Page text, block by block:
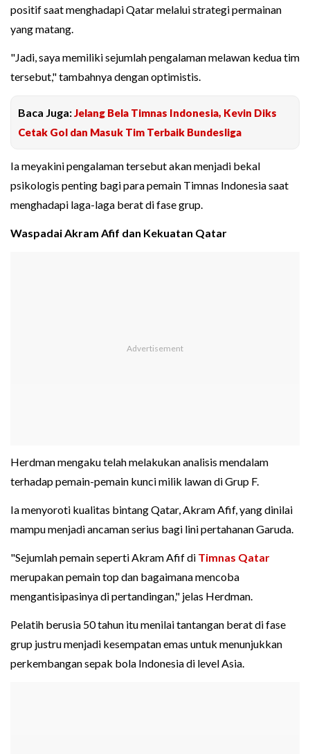
positif saat menghadapi Qatar melalui strategi permainan
yang matang.
"Jadi, saya memiliki sejumlah pengalaman melawan kedua tim
tersebut," tambahnya dengan optimistis.
Baca Juga:Jelang Bela Timnas Indonesia, Kevin Diks
Cetak Gol dan Masuk Tim Terbaik Bundesliga
Ia meyakini pengalaman tersebut akan menjadi bekal
psikologis penting bagi para pemain Timnas Indonesia saat
menghadapi laga-laga berat di fase grup.
Waspadai Akram Afif dan Kekuatan Qatar
Herdman mengaku telah melakukan analisis mendalam
terhadap pemain-pemain kunci milik lawan di Grup F.
Ia menyoroti kualitas bintang Qatar, Akram Afif, yang dinilai
mampu menjadi ancaman serius bagi lini pertahanan Garuda.
"Sejumlah pemain seperti Akram Afif di Timnas Qatar
merupakan pemain top dan bagaimana mencoba
mengantisipasinya di pertandingan," jelas Herdman.
Pelatih berusia 50 tahun itu menilai tantangan berat di fase
grup justru menjadi kesempatan emas untuk menunjukkan
perkembangan sepak bola Indonesia di level Asia.